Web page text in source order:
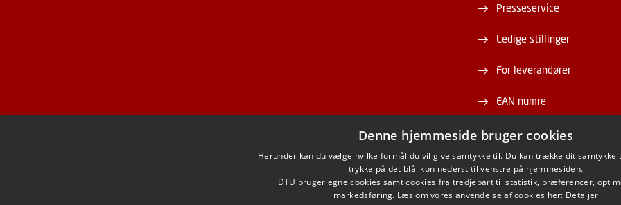
Presseservice
Ledige stillinger
For leverandører
EAN numre
Webshop
DTU Serviceportal
Denne hjemmeside bruger cookies
Herunder kan du vælge hvilke formål du vil give samtykke til. Du kan trække dit samtykke
trykke på det blå ikon nederst til venstre på hjemmesiden.
DTU bruger egne cookies samt cookies fra tredjepart til statistik, præferencer,
markedsføring. Læs om vores anvendelse af cookies her: Detaljer